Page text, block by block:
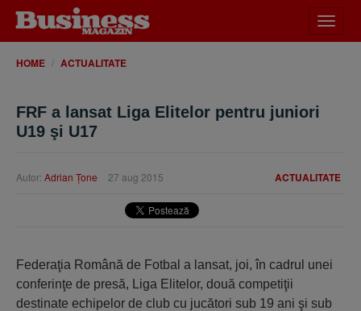
meniu
HOME ACTUALITATE
FRF a lansat Liga Elitelor pentru juniori
U19 şi U17
ACTUALITATE
Autor: Adrian Ţone 27 aug 2015
Federaţia Română de Fotbal a lansat, joi, în cadrul unei
conferinţe de presă, Liga Elitelor, două competiţii
destinate echipelor de club cu jucători sub 19 ani şi sub